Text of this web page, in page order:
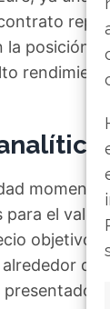
la posición
el
objetivo
del